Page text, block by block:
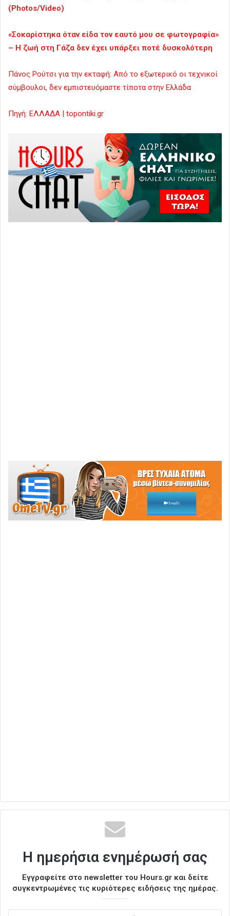
(Photos/Video)
«Σοκαρίστηκα όταν είδα τον εαυτό μου σε φωτογραφία»
– Η ζωή στη Γάζα δεν έχει υπάρξει ποτέ δυσκολότερη
Πάνος Ρούτσι για την εκταφή: Aπό το εξωτερικό οι τεχνικοί
σύμβουλοι, δεν εμπιστευόμαστε τίποτα στην Ελλάδα
Πηγή: ΕΛΛΑΔΑ | topontiki.gr
Η ημερήσια ενημέρωσή σας
Εγγραφείτε στο newsletter του Hours.gr και δείτε
συγκεντρωμένες τις κυριότερες ειδήσεις της ημέρας.